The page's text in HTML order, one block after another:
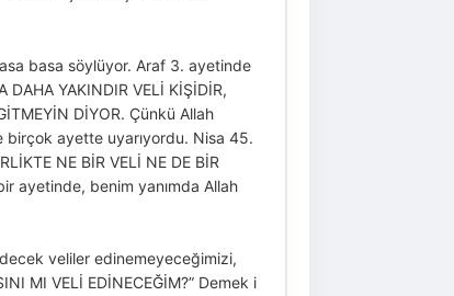
basa söylüyor. Araf 3. ayetinde
YAKINDIR VELİ KİŞİDİR,
DİYOR. Çünkü Allah
birçok ayette uyarıyordu. Nisa 45.
NE BİR VELİ NE DE BİR
ayetinde, benim yanımda Allah
veliler edinemeyeceğimizi,
MI VELİ EDİNECEĞİM?” Demek i